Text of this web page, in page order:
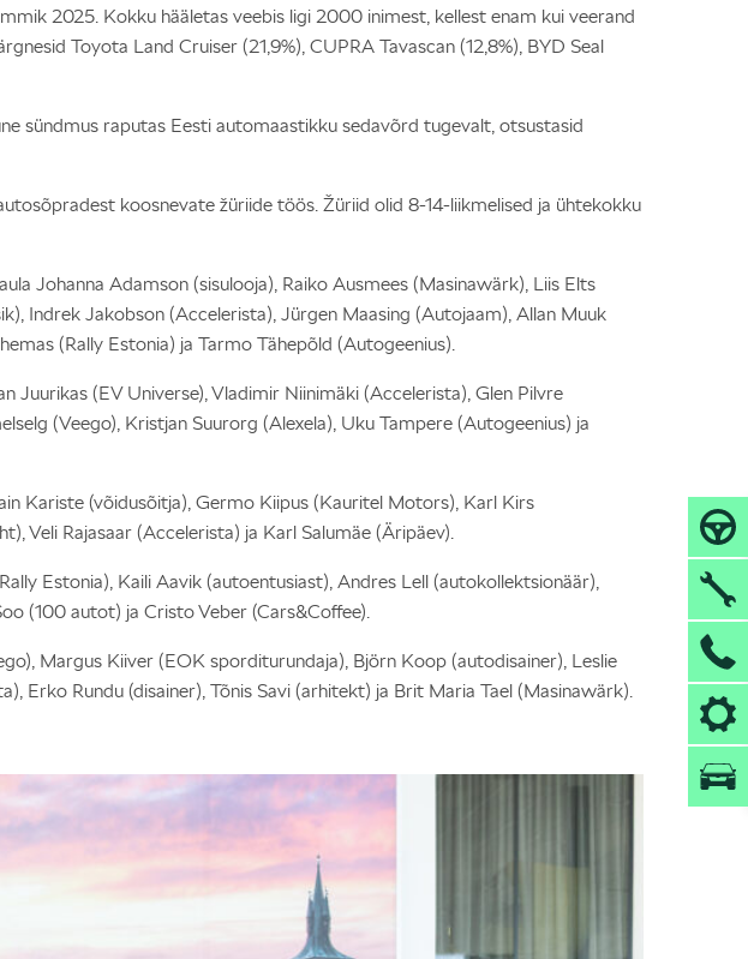
2025. Kokku hääletas veebis ligi 2000 inimest, kellest enam kui veerand
Toyota Land Cruiser (21,9%), CUPRA Tavascan (12,8%), BYD Seal
sündmus raputas Eesti automaastikku sedavõrd tugevalt, otsustasid
koosnevate žüriide töös. Žüriid olid 8-14-liikmelised ja ühtekokku
Johanna Adamson (sisulooja), Raiko Ausmees (Masinawärk), Liis Elts
Indrek Jakobson (Accelerista), Jürgen Maasing (Autojaam), Allan Muuk
(Rally Estonia) ja Tarmo Tähepõld (Autogeenius).
Juurikas (EV Universe), Vladimir Niinimäki (Accelerista), Glen Pilvre
(Veego), Kristjan Suurorg (Alexela), Uku Tampere (Autogeenius) ja
Kariste (võidusõitja), Germo Kiipus (Kauritel Motors), Karl Kirs
Veli Rajasaar (Accelerista) ja Karl Salumäe (Äripäev).
Estonia), Kaili Aavik (autoentusiast), Andres Lell (autokollektsionäär),
(100 autot) ja Cristo Veber (Cars&Coffee).
Margus Kiiver (EOK sporditurundaja), Björn Koop (autodisainer), Leslie
Erko Rundu (disainer), Tõnis Savi (arhitekt) ja Brit Maria Tael (Masinawärk).